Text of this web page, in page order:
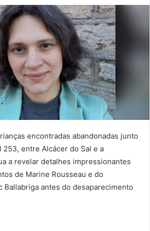
mail
encontradas abandonadas junto
253, entre Alcácer do Sal e a
a revelar detalhes impressionantes
de Marine Rousseau e do
Ballabriga antes do desaparecimento